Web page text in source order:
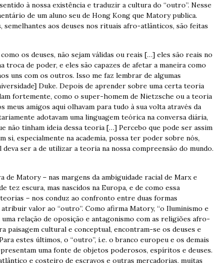
à nossa existência e traduzir a cultura do “outro”. Nesse
de um aluno seu de Hong Kong que Matory publica.
semelhantes aos deuses nos rituais afro-atlânticos, são feitas
os deuses, não sejam válidas ou reais […] eles são reais no
troca de poder, e eles são capazes de afetar a maneira como
uns com os outros. Isso me faz lembrar de algumas
Duke. Depois de aprender sobre uma certa teoria
fortemente, como o super-homem de Nietzsche ou a teoria
meus amigos aqui olhavam para tudo à sua volta através da
adotavam uma linguagem teórica na conversa diária,
não tinham ideia dessa teoria […] Percebo que pode ser assim
si, especialmente na academia, possa ter poder sobre nós,
ser a de utilizar a teoria na nossa compreensão do mundo.
Matory – nas margens da ambiguidade racial de Marx e
tez escura, mas nascidos na Europa, e de como essa
– nos conduz ao confronto entre duas formas
valor ao “outro”. Como afirma Matory, “o Iluminismo e
relação de oposição e antagonismo com as religiões afro-
paisagem cultural e conceptual, encontram-se os deuses e
estes últimos, o “outro”, i.e. o branco europeu e os demais
uma fonte de objetos poderosos, espíritos e deuses.
e costeiro de escravos e outras mercadorias, muitas